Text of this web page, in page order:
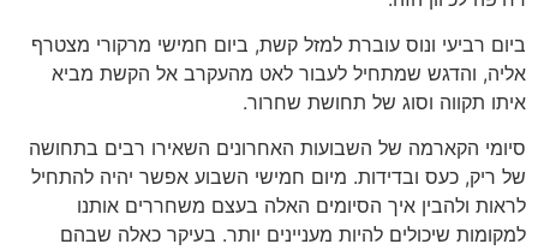
ביום רביעי ונוס עוברת למזל קשת, ביום חמישי מרקורי מצטרף
אליה, והדגש שמתחיל לעבור לאט מהעקרב אל הקשת מביא
איתו תקווה וסוג של תחושת שחרור.
סיומי הקארמה של השבועות האחרונים השאירו רבים בתחושה
של ריק, כעס ובדידות. מיום חמישי השבוע אפשר יהיה להתחיל
לראות ולהבין איך הסיומים האלה בעצם משחררים אותנו
למקומות שיכולים להיות מעניינים יותר. בעיקר כאלה שבהם